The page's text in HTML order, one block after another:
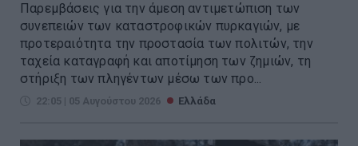
Παρεμβάσεις για την άμεση αντιμετώπιση των
συνεπειών των καταστροφικών πυρκαγιών, με
προτεραιότητα την προστασία των πολιτών, την
ταχεία καταγραφή και αποτίμηση των ζημιών, τη
στήριξη των πληγέντων μέσω των προ...
22:05 | 05 Αυγούστου 2026 Ελλάδα